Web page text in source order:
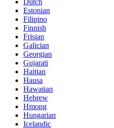
Dutch
Estonian
Filipino
Finnish
Frisian
Galician
Georgian
Gujarati
Haitian
Hausa
Hawaiian
Hebrew
Hmong
Hungarian
Icelandic